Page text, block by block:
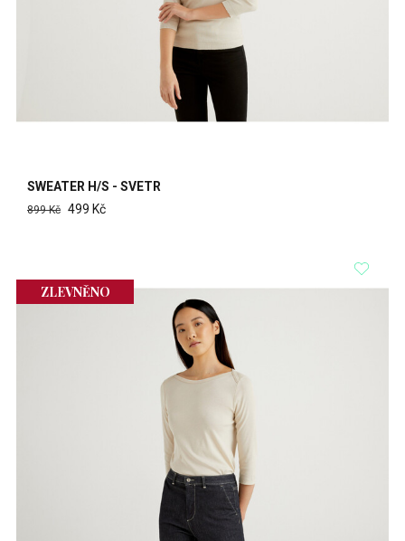
SWEATER H/S - SVETR
899 Kč 499 Kč
ZLEVNĚNO